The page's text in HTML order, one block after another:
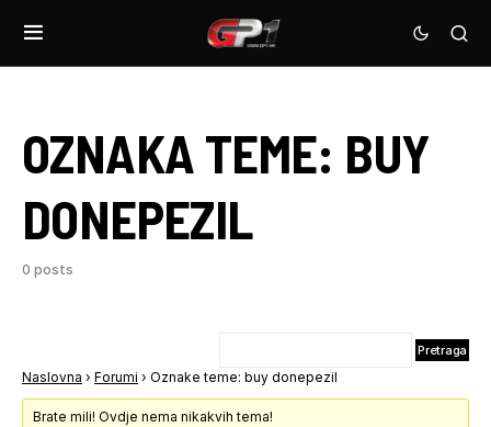
OZNAKA TEME: BUY
DONEPEZIL
0 posts
Naslovna › Forumi › Oznake teme: buy donepezil
Brate mili! Ovdje nema nikakvih tema!